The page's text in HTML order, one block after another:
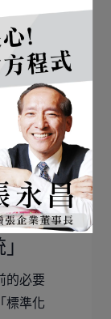
路
據
本
活
的必要
標準化